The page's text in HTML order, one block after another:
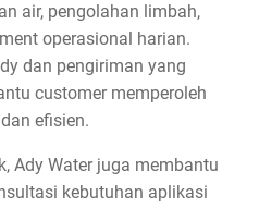
air, pengolahan limbah,
operasional harian.
dan pengiriman yang
customer memperoleh
efisien.
Ady Water juga membantu
kebutuhan aplikasi